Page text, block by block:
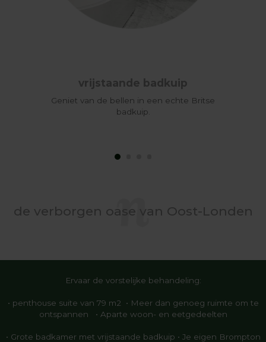
vrijstaande badkuip
Geniet van de bellen in een echte Britse
badkuip.
de verborgen oase van Oost-Londen
Ervaar de vorstelijke behandeling:
• penthouse suite van 79 m2 • Meer dan genoeg ruimte om te
ontspannen • Aparte woon- en eetgedeelten
• Grote badkamer met vrijstaande badkuip • Je eigen Brompton